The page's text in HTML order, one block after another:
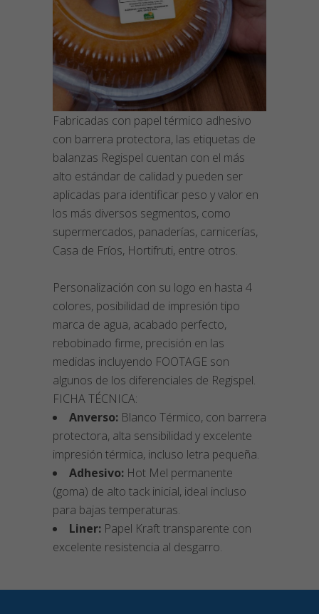
Fabricadas con papel térmico adhesivo
con barrera protectora, las etiquetas de
balanzas Regispel cuentan con el más
alto estándar de calidad y pueden ser
aplicadas para identificar peso y valor en
los más diversos segmentos, como
supermercados, panaderías, carnicerías,
Casa de Fríos, Hortifruti, entre otros.
Personalización con su logo en hasta 4
colores, posibilidad de impresión tipo
marca de agua, acabado perfecto,
rebobinado firme, precisión en las
medidas incluyendo FOOTAGE son
algunos de los diferenciales de Regispel.
FICHA TÉCNICA:
Anverso: Blanco Térmico, con barrera
protectora, alta sensibilidad y excelente
impresión térmica, incluso letra pequeña.
Adhesivo: Hot Mel permanente
(goma) de alto tack inicial, ideal incluso
para bajas temperaturas.
Liner: Papel Kraft transparente con
excelente resistencia al desgarro.